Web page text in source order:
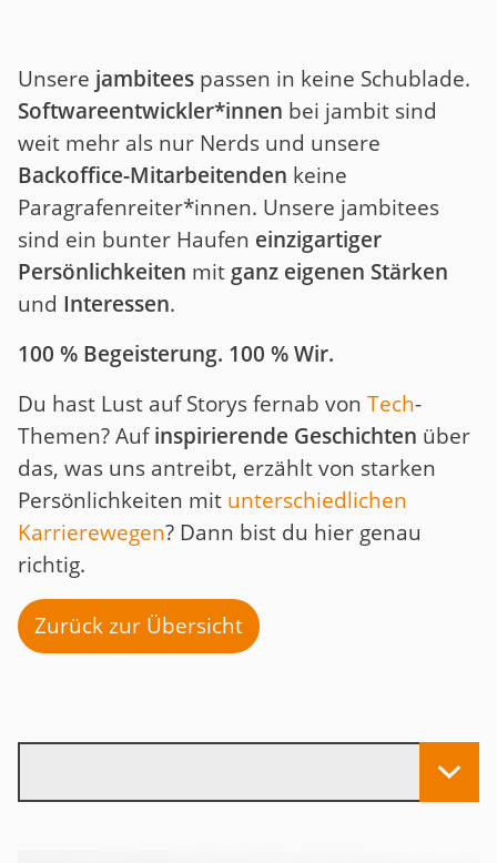
Unsere jambitees passen in keine Schublade.
Softwareentwickler*innen bei jambit sind
weit mehr als nur Nerds und unsere
Backoffice-Mitarbeitenden keine
Paragrafenreiter*innen. Unsere jambitees
sind ein bunter Haufen einzigartiger
Persönlichkeiten mit ganz eigenen Stärken
und Interessen.
100 % Begeisterung. 100 % Wir.
Du hast Lust auf Storys fernab von Tech-
Themen? Aufinspirierende Geschichten über
das, was uns antreibt, erzählt von starken
Persönlichkeiten mit unterschiedlichen
Karrierewegen? Dann bist du hier genau
richtig.
Zurück zur Übersicht